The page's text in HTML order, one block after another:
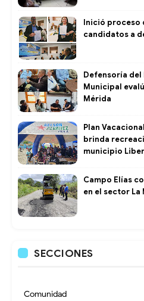
Inició proceso
candidatos a
Defensoría del
Municipal
Mérida
Plan
brinda
municipio
Campo Elías
en el sector
SECCIONES
Comunidad